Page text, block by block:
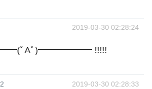
2019-03-30 02:28:24
ﾟAﾟ)━━━━━━ !!!!!
2019-03-30 02:28:33